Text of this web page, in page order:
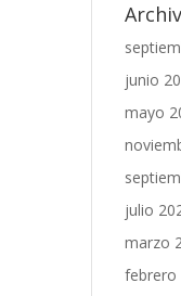
junio
mayo
julio
marzo
febrero